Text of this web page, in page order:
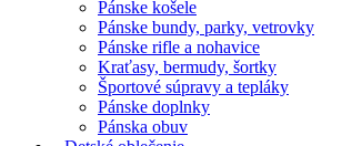
Pánske košele
Pánske bundy, parky, vetrovky
Pánske rifle a nohavice
Kraťasy, bermudy, šortky
Športové súpravy a tepláky
Pánske doplnky
Pánska obuv